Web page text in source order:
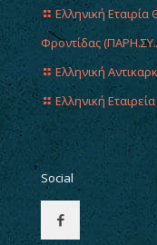
Ελληνική
Φροντίδας
Ελληνική
Ελληνική
Social